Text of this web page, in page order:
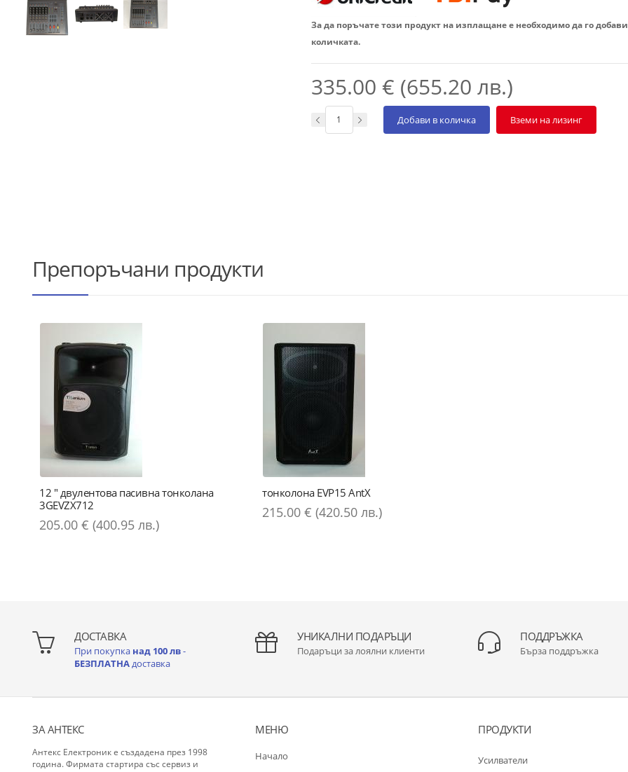
За да поръчате този продукт на изплащане е необходимо да го
количката.
335.00 € (655.20 лв.)
Добави в количка Вземи на лизинг
Препоръчани продукти
12 " двулентова пасивна тонколана
3GEVZX712
205.00 € (400.95 лв.)
тонколона EVP15 AntX
215.00 € (420.50 лв.)
ДОСТАВКА
При покупка над 100 лв-
БЕЗПЛАТНАдоставка
УНИКАЛНИ ПОДАРЪЦИ
Подаръци за лоялни клиенти
ПОДДРЪЖКА
Бърза поддръжка
ЗА АНТЕКС
Антекс Електроник е създадена през 1998
година. Фирмата стартира със сервиз и
МЕНЮ
Начало
ПРОДУКТИ
Усилватели